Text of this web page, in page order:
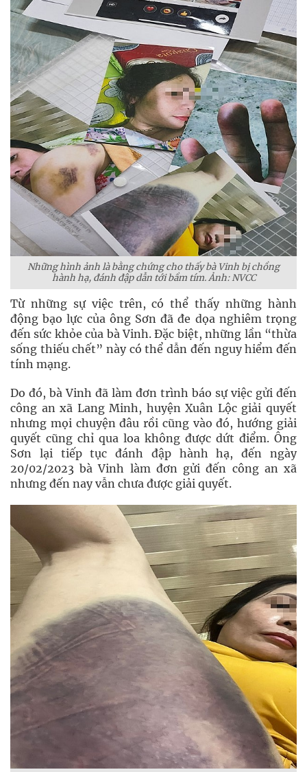
Những hình ảnh là bằng chứng cho thấy bà Vinh bị chồng
hành hạ, đánh đập dẫn tới bầm tím. Ảnh: NVCC
Từ những sự việc trên, có thể thấy những hành
động bạo lực của ông Sơn đã đe dọa nghiêm trọng
đến sức khỏe của bà Vinh. Đặc biệt, những lần “thừa
sống thiếu chết” này có thể dẫn đến nguy hiểm đến
tính mạng.
Do đó, bà Vinh đã làm đơn trình báo sự việc gửi đến
công an xã Lang Minh, huyện Xuân Lộc giải quyết
nhưng mọi chuyện đâu rồi cũng vào đó, hướng giải
quyết cũng chỉ qua loa không được dứt điểm. Ông
Sơn lại tiếp tục đánh đập hành hạ, đến ngày
20/02/2023 bà Vinh làm đơn gửi đến công an xã
nhưng đến nay vẫn chưa được giải quyết.